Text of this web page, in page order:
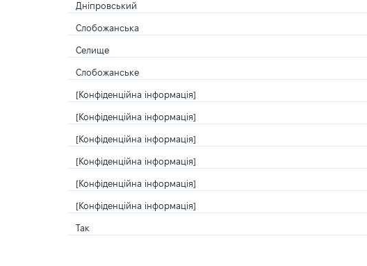
Дніпровський
Слобожанська
Селище
Слобожанське
[Конфіденційна інформація]
[Конфіденційна інформація]
[Конфіденційна інформація]
[Конфіденційна інформація]
[Конфіденційна інформація]
[Конфіденційна інформація]
Так